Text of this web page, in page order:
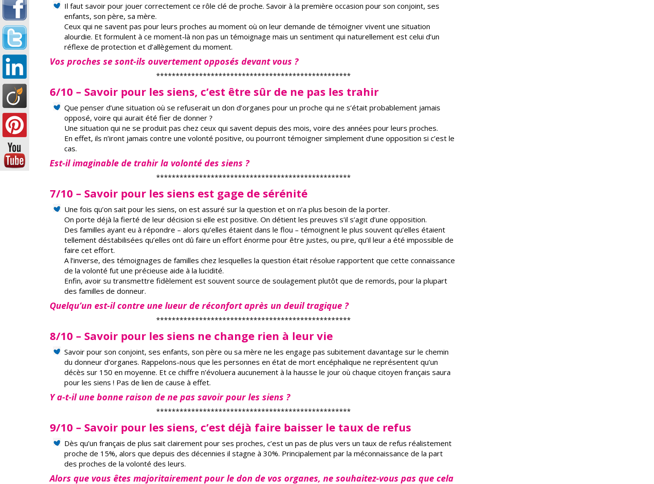
Il faut savoir pour jouer correctement ce rôle clé de proche. Savoir à la première occasion pour son conjoint, ses
enfants, son père, sa mère.
Ceux qui ne savent pas pour leurs proches au moment où on leur demande de témoigner vivent une situation
alourdie. Et formulent à ce moment-là non pas un témoignage mais un sentiment qui naturellement est celui d’un
réflexe de protection et d’allègement du moment.
Vos proches se sont-ils ouvertement opposés devant vous ?
**************************************************
6/10 – Savoir pour les siens, c’est être sûr de ne pas les trahir
Que penser d’une situation où se refuserait un don d’organes pour un proche qui ne s’était probablement jamais
opposé, voire qui aurait été fier de donner ?
Une situation qui ne se produit pas chez ceux qui savent depuis des mois, voire des années pour leurs proches.
En effet, ils n’iront jamais contre une volonté positive, ou pourront témoigner simplement d’une opposition si c’est le
cas.
Est-il imaginable de trahir la volonté des siens ?
**************************************************
7/10 – Savoir pour les siens est gage de sérénité
Une fois qu’on sait pour les siens, on est assuré sur la question et on n’a plus besoin de la porter.
On porte déjà la fierté de leur décision si elle est positive. On détient les preuves s’il s’agit d’une opposition.
Des familles ayant eu à répondre – alors qu’elles étaient dans le flou – témoignent le plus souvent qu’elles étaient
tellement déstabilisées qu’elles ont dû faire un effort énorme pour être justes, ou pire, qu’il leur a été impossible de
faire cet effort.
A l’inverse, des témoignages de familles chez lesquelles la question était résolue rapportent que cette connaissance
de la volonté fut une précieuse aide à la lucidité.
Enfin, avoir su transmettre fidèlement est souvent source de soulagement plutôt que de remords, pour la plupart
des familles de donneur.
Quelqu’un est-il contre une lueur de réconfort après un deuil tragique ?
**************************************************
8/10 – Savoir pour les siens ne change rien à leur vie
Savoir pour son conjoint, ses enfants, son père ou sa mère ne les engage pas subitement davantage sur le chemin
du donneur d’organes. Rappelons-nous que les personnes en état de mort encéphalique ne représentent qu’un
décès sur 150 en moyenne. Et ce chiffre n’évoluera aucunement à la hausse le jour où chaque citoyen français saura
pour les siens ! Pas de lien de cause à effet.
Y a-t-il une bonne raison de ne pas savoir pour les siens ?
**************************************************
9/10 – Savoir pour les siens, c’est déjà faire baisser le taux de refus
Dès qu’un français de plus sait clairement pour ses proches, c’est un pas de plus vers un taux de refus réalistement
proche de 15%, alors que depuis des décennies il stagne à 30%. Principalement par la méconnaissance de la part
des proches de la volonté des leurs.
Alors que vous êtes majoritairement pour le don de vos organes, ne souhaitez-vous pas que cela